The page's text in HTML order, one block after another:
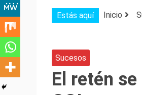
Estás aquí Inicio
Sucesos
El retén